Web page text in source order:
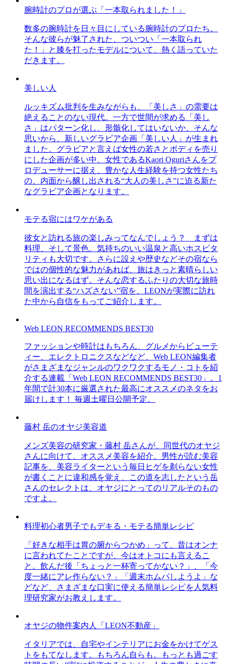
腕時計のプロが選ぶ「一本取られました！」
数多の腕時計を日々目にしている腕時計のプロたち。
そんな彼らが魅了された、ついつい「一本取られ
た！」と膝を打ったモデルについて、熱く語っていた
だきます。
美しい人
ルッキズム批判を生みながらも、「美しさ」の需要は
絶えることのない現代。一方で世間が求める「美し
さ」はパターン化し、形骸化してはいないか、そんな
思いから、新しいグラビア企画「美しい人」が生まれ
ました。グラビアと言えば女性の若さとボディを売り
にした企画が多い中、女性であるKaori Oguriさんをプ
ロデューサーに据え、豊かな人生経験を持つ女性たち
の、内面から醸し出される“大人の美しさ”に迫る新た
なグラビア企画となります。
モテる宿にはワケがある
彼女と訪れる旅の楽しみってなんでしょう？ まずは
料理、そして景色。気持ちのいい温泉と高いホスピタ
リティも大切です。さらに設えや歴史などその宿なら
ではの個性的な魅力があれば、旅はきっと素晴らしい
思い出になるはず。そんな恋するふたりの大切な旅時
間を演出する“ハズさない”宿を、LEONが実際に訪れ
た中から自信をもってご紹介します。
Web LEON RECOMMENDS BEST30
ファッションや時計はもちろん、グルメからビューテ
ィー、エレクトロニクスなどなど、Web LEON編集者
がさまざまなジャンルのワクワクするモノ・コトを紹
介する連載「Web LEON RECOMMENDS BEST30」。1
年間で計30本に厳選された最高にオススメのネタをお
届けします！ 毎週土曜日公開予定。
藤村 岳のオヤジ美容道
メンズ美容の研究家・藤村 岳さんが、同世代のオヤジ
さんに向けて、オススメ美容を紹介。男性が読む美容
記事を、美容ライターという毎日ヒゲを剃らない女性
が書くことに違和感を覚え、この道を志したという岳
さんのセレクトは、オヤジにとってのリアルそのもの
ですよ。
料理初心者男子でもデキる・モテる簡単レシピ
「好きな相手は胃の腑からつかめ」って、昔はオンナ
に言われてたことですが、今はオトコにも言えるこ
と。飲んだ後「ちょっと一杯寄ってかない？」、「今
度一緒にアレ作らない？」「週末ホムパしようよ」な
どなど、さまざまな口実に使える簡単レシピを人気料
理研究家がお教えします。
オヤジの物件案内人「LEON不動産」
イタリアでは、自宅やインテリアにお金をかけてゲス
トをもてなします。もちろん自らも。もっとも過ごす